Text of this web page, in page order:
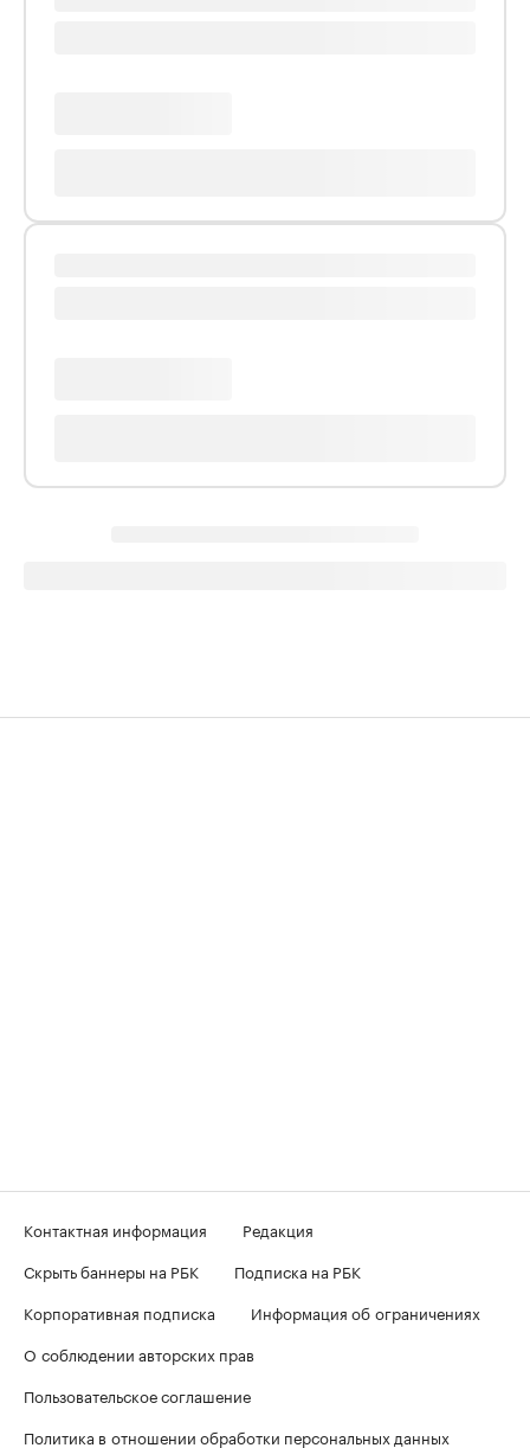
Контактная информация
Редакция
Скрыть баннеры на РБК
Подписка на РБК
Корпоративная подписка
Информация об ограничениях
О соблюдении авторских прав
Пользовательское соглашение
Политика в отношении обработки персональных данных